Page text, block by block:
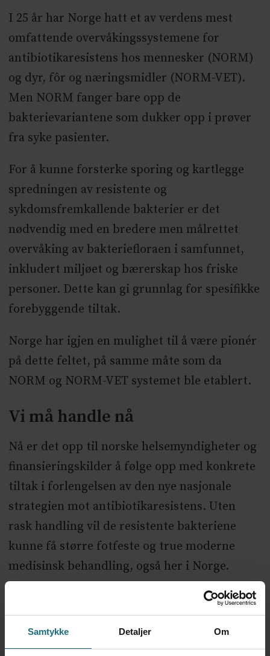
Samtykke Detaljer Om
I 25 år har Norge hatt et av verdens mest
omfattende overvåkingssystemene for
antibiotikaresistens hos mennesker (NORM)
og dyr, fôr og næringsmidler (NORM-VET).
Men NORM fanger bare opp de
bakterievariantene som dukker opp i prøver
fra syke pasienter.
For å kunne forsterke sporing og kartlegge
spredningen av resistente og
sykdomsfremkallende bakterier er det
nødvendig med en bredere men målrettet
overvåking av bakteriefloraen i samfunnet,
inkludert miljøet og bærerskap hos friske
personer. Dette kan gi grunnlag for spesifikke
forebyggende tiltak.
Norge har igjen en mulighet til å være pionér
på dette feltet, på samme måte som da
NORM og NORM-VET systemet ble etablert.
Vi må handle nå
Nå er det opp til norske helsemyndigheter og
finansieringskilder å følge opp med konkrete
tiltak i forlengelsen av den nye nasjonale
strategien mot antibiotikaresistens. Uten
rask handling vil de resistente bakteriene
kunne få større fotfeste og true moderne
medisinsk behandling, også her i Norge.
Forskningsprosjektene i AMR BRIDGE har